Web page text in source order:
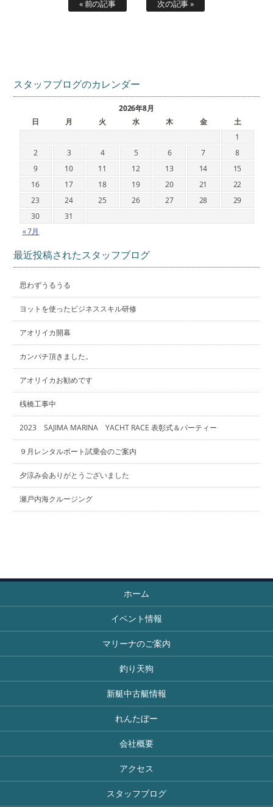
« 前の記事 次の記事 »
スタッフブログのカレンダー
2026年8月
日
月 火 水 木 金 土
« 7月
1
2
3 4 5 6 7
8
9
10 11 12 13 14
15
16
17 18 19 20 21
22
23
24 25 26 27 28
29
30
31
最近投稿されたスタッフブログ
思わずうるうる
ヨットを使ったビジネススキル研修
アオリイカ開幕
カンパチ頂きました。
アオリイカお勧めです
桟橋工事中
2023 SAJIMA MARINA YACHT RACE 表彰式＆パーティー
９月レンタルボート試乗会のご案内
夕涼み会ありがとうございました
瀬戸内海クルージング
ホーム
イベント情報
マリーナのご案内
釣り天狗
新艇中古艇情報
れんたぼー
会社概要
アクセス
スタッフブログ